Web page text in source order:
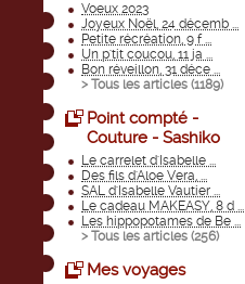
Voeux 2023
Joyeux Noël, 24 décemb ...
Petite récréation, 9 f ...
Un p'tit coucou, 11 ja ...
Bon réveillon, 31 déce ...
> Tous les articles (1189)
Point compté -
Couture - Sashiko
Le carrelet d'Isabelle ...
Des fils d'Aloe Vera, ...
SAL d'Isabelle Vautier ...
Le cadeau MAKEASY, 8 d ...
Les hippopotames de Be ...
> Tous les articles (256)
Mes voyages